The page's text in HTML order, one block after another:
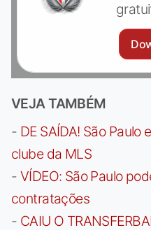
VEJA TAMBÉM
- DE SAÍDA! São
clube da MLS
- VÍDEO: São Paulo
contratações
- CAIU O